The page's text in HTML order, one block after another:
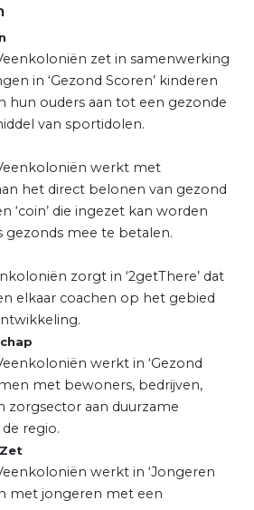
zet in samenwerking
in ‘Gezond Scoren’ kinderen
hun ouders aan tot een gezonde
van sportidolen.
werkt met
het direct belonen van gezond
‘coin’ die ingezet kan worden
gezonds mee te betalen.
zorgt in ‘2getThere’ dat
elkaar coachen op het gebied
werkt in ‘Gezond
met bewoners, bedrijven,
zorgsector aan duurzame
regio.
werkt in ‘Jongeren
met jongeren met een